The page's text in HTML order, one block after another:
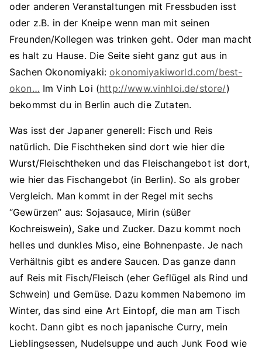
oder anderen Veranstaltungen mit Fressbuden isst
oder z.B. in der Kneipe wenn man mit seinen
Freunden/Kollegen was trinken geht. Oder man macht
es halt zu Hause. Die Seite sieht ganz gut aus in
Sachen Okonomiyaki:okonomiyakiworld.com/best-
okon… Im Vinh Loi (http://www.vinhloi.de/store/)
bekommst du in Berlin auch die Zutaten.
Was isst der Japaner generell: Fisch und Reis
natürlich. Die Fischtheken sind dort wie hier die
Wurst/Fleischtheken und das Fleischangebot ist dort,
wie hier das Fischangebot (in Berlin). So als grober
Vergleich. Man kommt in der Regel mit sechs
“Gewürzen” aus: Sojasauce, Mirin (süßer
Kochreiswein), Sake und Zucker. Dazu kommt noch
helles und dunkles Miso, eine Bohnenpaste. Je nach
Verhältnis gibt es andere Saucen. Das ganze dann
auf Reis mit Fisch/Fleisch (eher Geflügel als Rind und
Schwein) und Gemüse. Dazu kommen Nabemono im
Winter, das sind eine Art Eintopf, die man am Tisch
kocht. Dann gibt es noch japanische Curry, mein
Lieblingsessen, Nudelsuppe und auch Junk Food wie